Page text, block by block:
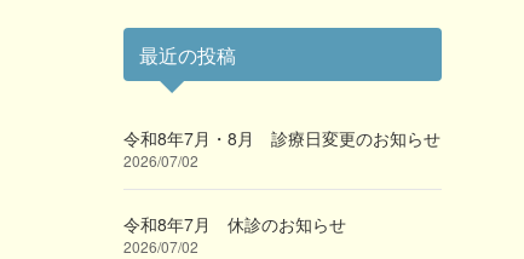
最近の投稿
令和8年7月・8月 診療日変更のお知らせ
2026/07/02
令和8年7月 休診のお知らせ
2026/07/02